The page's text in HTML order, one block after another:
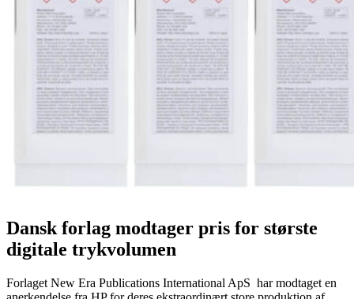
Dansk forlag modtager pris for største
digitale trykvolumen
Forlaget New Era Publications International ApS har modtaget en